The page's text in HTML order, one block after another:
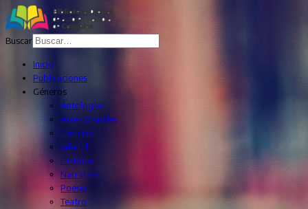
Buscar
Inicio
Publicaciones
Géneros
Antologías
Artes Visuales
Ciencias
Infantil
Historia
Narrativa
Poesía
Teatro